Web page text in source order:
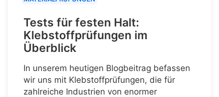
Tests für festen Halt:
Klebstoffprüfungen im
Überblick
In unserem heutigen Blogbeitrag befassen
wir uns mit Klebstoffprüfungen, die für
zahlreiche Industrien von enormer